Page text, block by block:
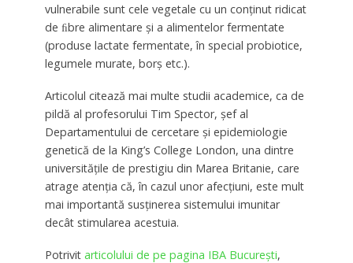
vulnerabile sunt cele vegetale cu un conţinut ridicat
de ﬁbre alimentare şi a alimentelor fermentate
(produse lactate fermentate, în special probiotice,
legumele murate, borş etc.).
Articolul citează mai multe studii academice, ca de
pildă al profesorului Tim Spector, şef al
Departamentului de cercetare şi epidemiologie
genetică de la King’s College London, una dintre
universităţile de prestigiu din Marea Britanie, care
atrage atenţia că, în cazul unor afecţiuni, este mult
mai importantă susţinerea sistemului imunitar
decât stimularea acestuia.
Potrivit articolului de pe pagina IBA Bucureşti,